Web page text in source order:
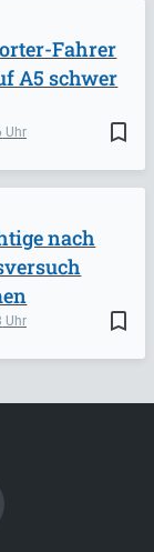
bookmark_border
Fahrer
A5 schwer
bookmark_border
nach